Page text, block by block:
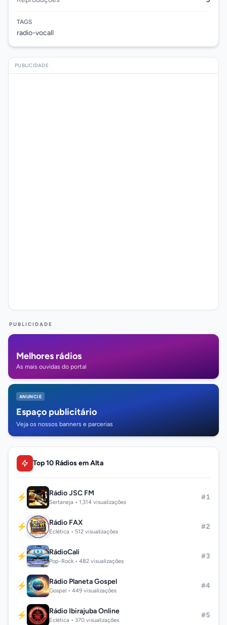
TAGS
radio-vocall
PUBLICIDADE
PUBLICIDADE
Melhores rádios
As mais ouvidas do portal
ANUNCIE
Espaço publicitário
Veja os nossos banners e parcerias
Top 10 Rádios em Alta
⚡ Rádio JSC FM
Sertaneja • 1,314 visualizações
#1
⚡ Rádio FAX
Eclética • 512 visualizações
#2
⚡ RádioCali
Pop-Rock • 482 visualizações
#3
⚡ Rádio Planeta Gospel
Gospel • 449 visualizações
#4
⚡ Rádio Ibirajuba Online
Eclética • 370 visualizações
#5